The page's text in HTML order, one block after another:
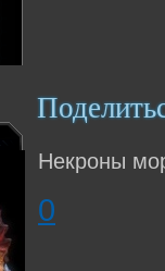
Некроны
0